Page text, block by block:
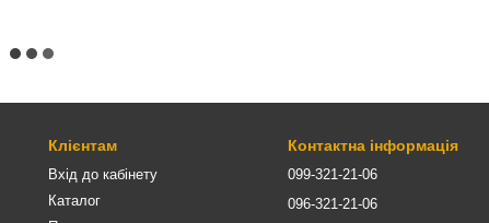
Клієнтам
Вхід до кабінету
Каталог
Контактна інформація
099-321-21-06
096-321-21-06